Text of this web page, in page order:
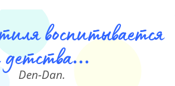
воспитывается
детства...
Den-Dan.